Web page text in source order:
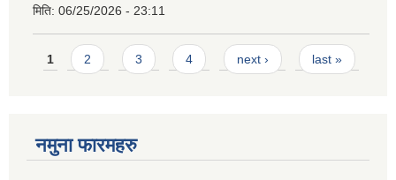
मिति: 06/25/2026 - 23:11
Pages
1 2 3 4 next › last »
नमुना फारमहरु